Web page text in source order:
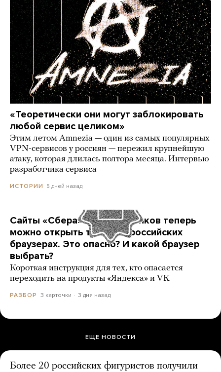
«Теоретически они могут заблокировать
любой сервис целиком»
Этим летом Amnezia — один из самых популярных
VPN-сервисов у россиян — пережил крупнейшую
атаку, которая длилась полтора месяца. Интервью
разработчика сервиса
ИСТОРИИ 5 дней назад
Сайты «Сбера» и других банков теперь
можно открыть только в российских
браузерах. Это опасно? И какой браузер
выбрать?
Короткая инструкция для тех, кто опасается
переходить на продукты «Яндекса» и VK
РАЗБОР 3 карточки 3 дня назад
ЕЩЕ НОВОСТИ
Более 20 российских фигуристов получили